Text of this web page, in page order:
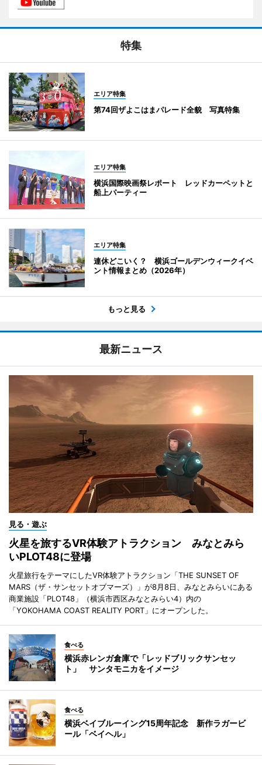
特集
エリア特集
第74回ザよこはまパレード全貌 写真特集
エリア特集
横浜国際映画祭レポート レッドカーペットと
船上パーティー
エリア特集
連休どこいく？ 横浜ゴールデンウィークイベ
ント情報まとめ（2026年）
もっと見る
最新ニュース
見る・遊ぶ
火星を旅するVR体験アトラクション みなとみら
いPLOT48に登場
火星旅行をテーマにしたVR体験アトラクション「THE SUNSET OF
MARS（ザ・サンセットオブマーズ）」が8月8日、みなとみらいにある
商業施設「PLOT48」（横浜市西区みなとみらい4）内の
「YOKOHAMA COAST REALITY PORT」にオープンした。
食べる
横浜赤レンガ倉庫で「レッドブリックサンセッ
ト」 サンタモニカをイメージ
食べる
横浜ベイブルーイング15周年記念 新作ラガービ
ール「ベイヘル」